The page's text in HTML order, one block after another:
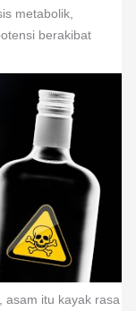
metabolik,
berakibat
asam itu kayak rasa